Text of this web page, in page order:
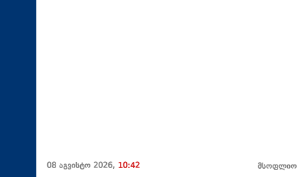
08 აგვისტო 2026, 10:42 მსოფლიო